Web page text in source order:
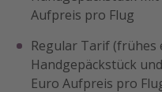
Aufpreis pro Flug
Regular Tarif (frühes
Handgepäckstück
Euro Aufpreis pro